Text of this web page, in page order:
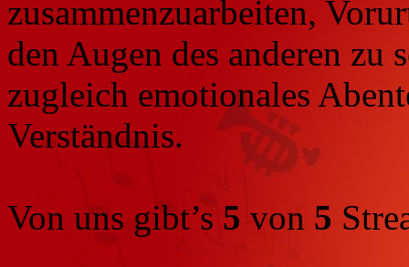
zusammenzuarbeiten,
den Augen des anderen zu
zugleich emotionales
Verständnis.
Von uns gibt’s 5 von 5